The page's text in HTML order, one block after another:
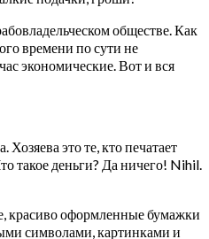
обществе. Как
времени по сути не
экономические. Вот и вся
это те, кто печатает
такое деньги? Да ничего! Nihil.
красиво оформленные бумажки
символами, картинками и